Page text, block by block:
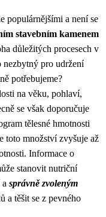
populárnějšími a není se
stavebním kamenem
důležitých procesech v
pro udržení
potřebujeme?
na věku, pohlaví,
se však doporučuje
tělesné hmotnosti
toto množství zvyšuje až
Informace o
stanovit nutriční
správně zvoleným
a těšit se z pevného